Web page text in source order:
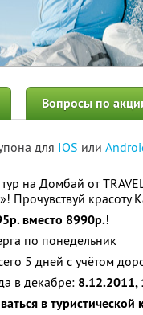
Вопросы по
для IOS или
на Домбай от
Прочувствуй красоту
вместо 8990р.!
по понедельник
5 дней с учётом
в декабре: 8.12.2011,
в туристической